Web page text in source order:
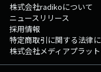
株式会社radikoについて
ニュースリリース
採用情報
特定商取引に関する法律
株式会社メディアプラッ